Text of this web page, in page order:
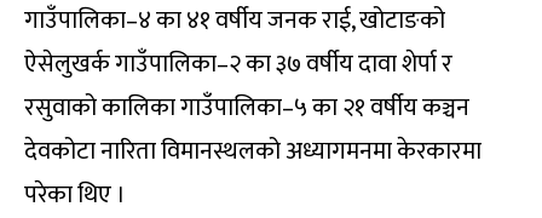
गाउँपालिका–४ का ४१ वर्षीय जनक राई, खोटाङको
ऐसेलुखर्क गाउँपालिका–२ का ३७ वर्षीय दावा शेर्पा र
रसुवाको कालिका गाउँपालिका–५ का २१ वर्षीय कञ्चन
देवकोटा नारिता विमानस्थलको अध्यागमनमा केरकारमा
परेका थिए ।